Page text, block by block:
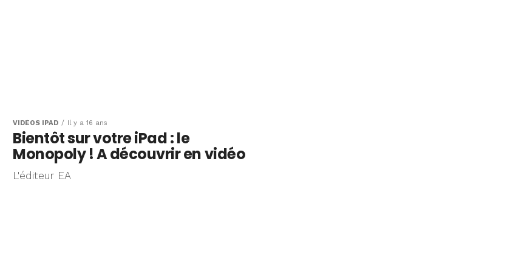
VIDÉOS IPAD Il y a 16 ans
Bientôt sur votre iPad : le
Monopoly ! A découvrir en vidéo
L'éditeur EA